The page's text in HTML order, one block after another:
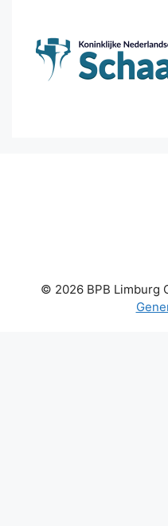
© 2026 BPB Limburg